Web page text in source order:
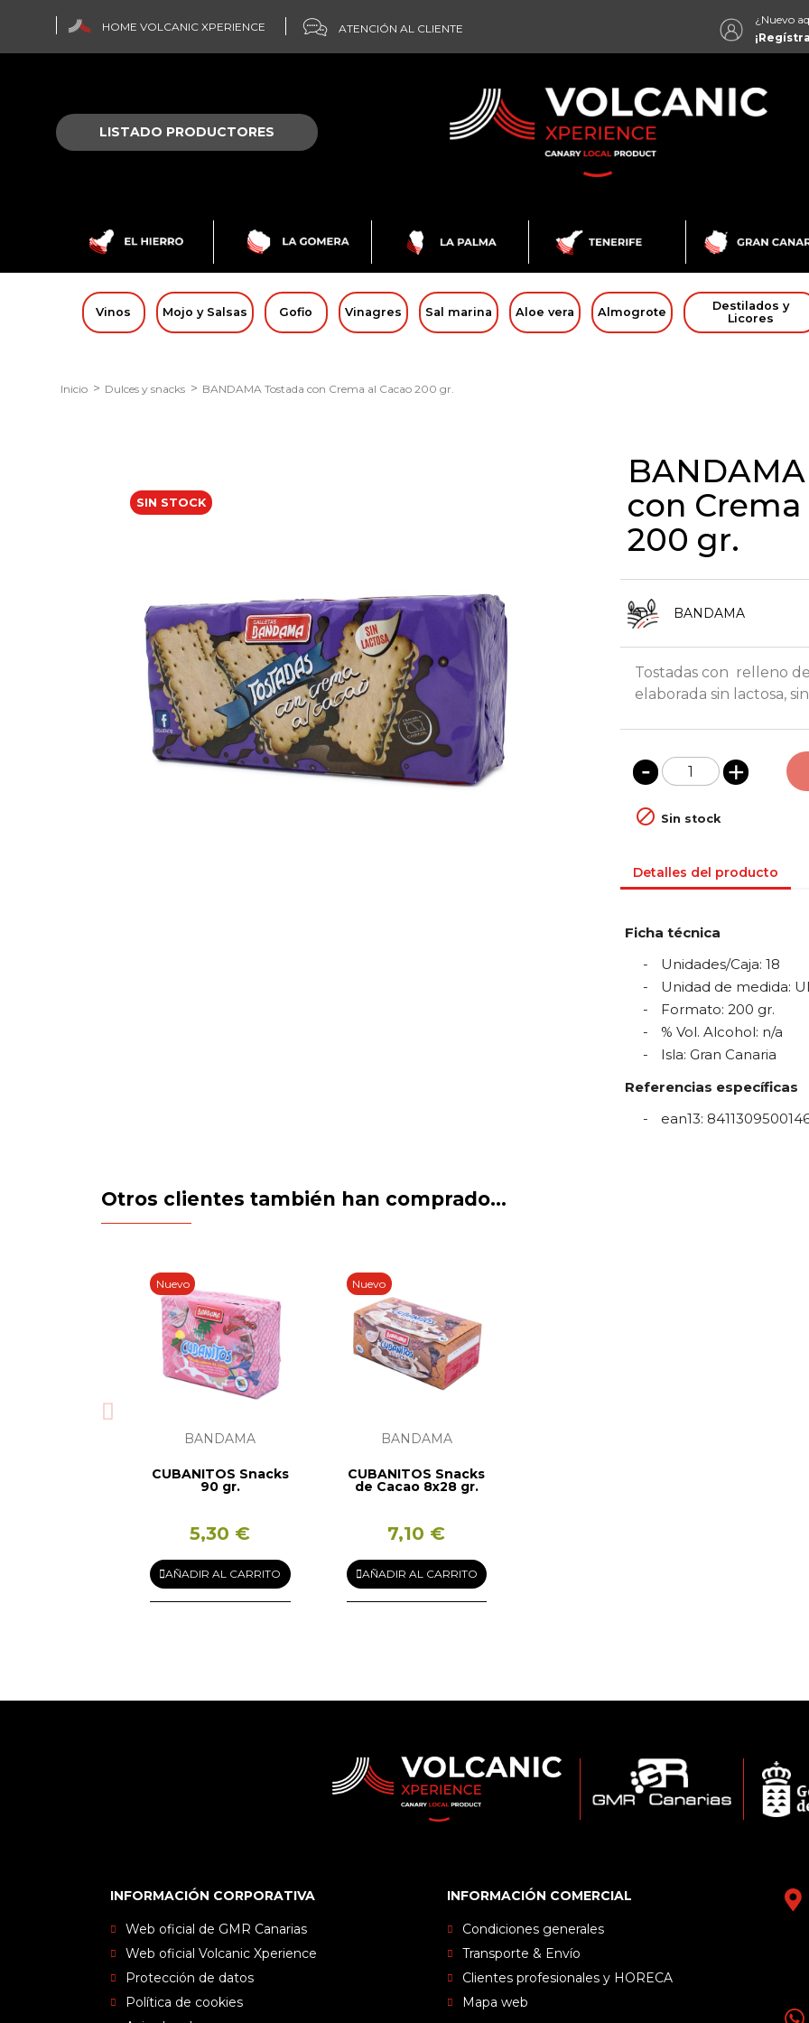
HOME VOLCANIC XPERIENCE ATENCIÓN AL CLIENTE
¿Nuevo
LISTADO PRODUCTORES
Vinos Mojo y Salsas Gofio Vinagres Sal marina Aloe vera Almogrote
Destilados y
Licores
Inicio Dulces y snacks BANDAMA Tostada con Crema al Cacao 200 gr.
SIN STOCK
con Crema
200 gr.
BANDAMA
Tostadas con relleno
elaborada sin lactosa,
 Sin stock
Detalles del producto
Ficha técnica
Unidades/Caja: 18
Unidad de medida:
Formato: 200 gr.
% Vol. Alcohol: n/a
Isla: Gran Canaria
Referencias específicas
ean13:
Otros clientes también han comprado...
Nuevo
BANDAMA
CUBANITOS Snacks
90 gr.
5,30 €
AÑADIR AL CARRITO
Nuevo
BANDAMA
CUBANITOS Snacks
de Cacao 8x28 gr.
7,10 €
AÑADIR AL CARRITO
INFORMACIÓN CORPORATIVA
Web oficial de GMR Canarias
Web oficial Volcanic Xperience
Protección de datos
Política de cookies
INFORMACIÓN COMERCIAL
Condiciones generales
Transporte & Envío
Clientes profesionales y HORECA
Mapa web